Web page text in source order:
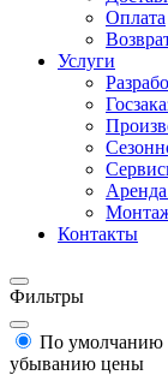
Оплата
Услуги
Контакты
Фильтры
По умолчанию
убыванию цены